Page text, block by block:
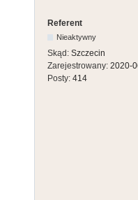
Referent
Nieaktywny
Skąd: Szczecin
Zarejestrowany: 2020-
Posty: 414